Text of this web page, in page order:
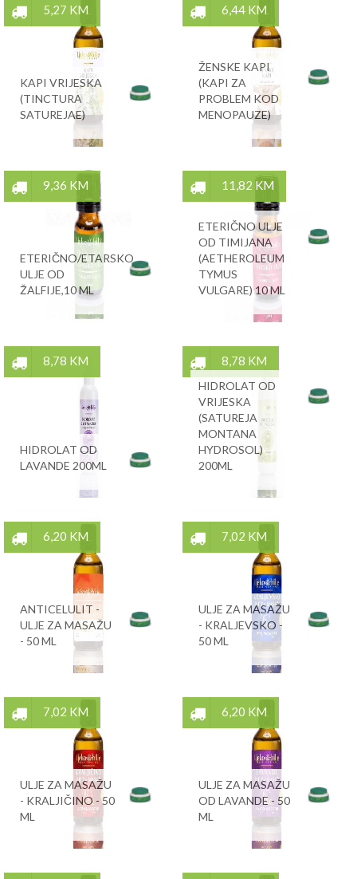
5,27 KM
KAPI VRIJESKA
(TINCTURA
SATUREJAE)
6,44 KM
ŽENSKE KAPI
(KAPI ZA
PROBLEM KOD
MENOPAUZE)
9,36 KM
ETERIČNO/ETARSKO
ULJE OD
ŽALFIJE,10 ML
11,82 KM
ETERIČNO ULJE
OD TIMIJANA
(AETHEROLEUM
TYMUS
VULGARE) 10 ML
8,78 KM
HIDROLAT OD
LAVANDE 200ML
8,78 KM
HIDROLAT OD
VRIJESKA
(SATUREJA
MONTANA
HYDROSOL)
200ML
6,20 KM
ANTICELULIT -
ULJE ZA MASAŽU
- 50 ML
7,02 KM
ULJE ZA MASAŽU
- KRALJEVSKO -
50 ML
7,02 KM
ULJE ZA MASAŽU
- KRALJIČINO - 50
ML
6,20 KM
ULJE ZA MASAŽU
OD LAVANDE - 50
ML